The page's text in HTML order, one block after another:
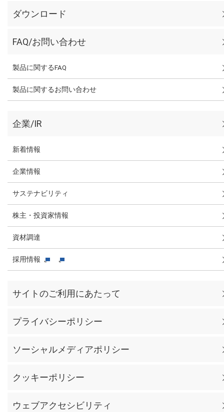
ダウンロード
FAQ/お問い合わせ
製品に関するFAQ
製品に関するお問い合わせ
企業/IR
新着情報
企業情報
サステナビリティ
株主・投資家情報
資材調達
採用情報
サイトのご利用にあたって
プライバシーポリシー
ソーシャルメディアポリシー
クッキーポリシー
ウェブアクセシビリティ